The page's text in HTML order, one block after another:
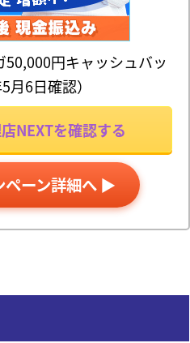
円キャッシュバッ
月6日確認）
NEXTを確認する
ペーン詳細へ ▶